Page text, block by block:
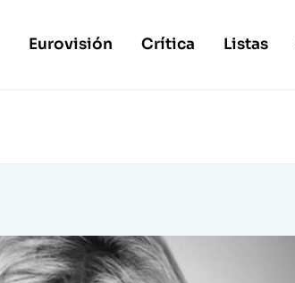
Eurovisión Crítica Listas